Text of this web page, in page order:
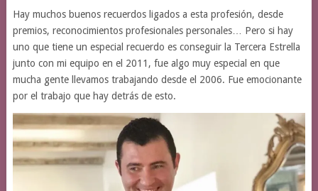
Hay muchos buenos recuerdos ligados a esta profesión, desde
premios, reconocimientos profesionales personales… Pero si hay
uno que tiene un especial recuerdo es conseguir la Tercera Estrella
junto con mi equipo en el 2011, fue algo muy especial en que
mucha gente llevamos trabajando desde el 2006. Fue emocionante
por el trabajo que hay detrás de esto.